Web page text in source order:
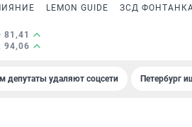
LEMON GUIDE ЗСД
81,41
94,06
депутаты удаляют соцсети Петербург